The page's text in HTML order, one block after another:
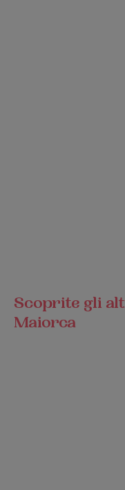
Scoprite gli
Maiorca